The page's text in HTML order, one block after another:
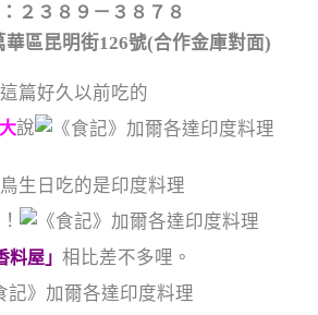
２３８９－３８７８
區昆明街126號(合作金庫對面)
這篇好久以前吃的
說
生日吃的是印度料理
料屋」 相比差不多哩。